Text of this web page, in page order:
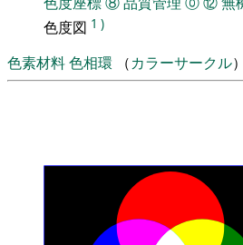
色度図 1 )
色素材料色相環 （カラーサークル）